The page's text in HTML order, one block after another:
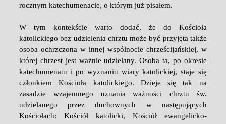
rocznym katechumenacie, o którym już pisałem.
W tym kontekście warto dodać, że do Kościoła
katolickiego bez udzielenia chrztu może być przyjęta także
osoba ochrzczona w innej wspólnocie chrześcijańskiej, w
której chrzest jest ważnie udzielany. Osoba ta, po okresie
katechumenatu i po wyznaniu wiary katolickiej, staje się
członkiem Kościoła katolickiego. Dzieje się tak na
zasadzie wzajemnego uznania ważności chrztu św.
udzielanego przez duchownych w następujących
Kościołach: Kościół katolicki, Kościół ewangelicko-